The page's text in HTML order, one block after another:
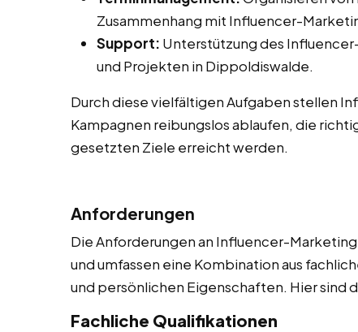
Zusammenhang mit Influencer-
Support: Unterstützung des
und Projekten in Dippoldiswalde.
Durch diese vielfältigen Aufgaben stellen
Kampagnen reibungslos ablaufen, die
gesetzten Ziele erreicht werden.
Anforderungen
Die Anforderungen an Influencer-
und umfassen eine Kombination aus
und persönlichen Eigenschaften. Hier sind
Fachliche Qualifikationen